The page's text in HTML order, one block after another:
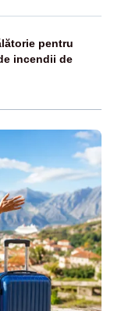
pentru
incendii de